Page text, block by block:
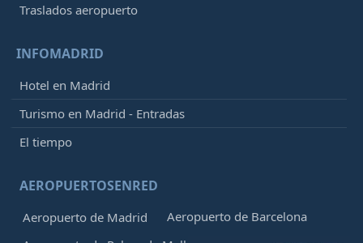
Traslados aeropuerto
INFOMADRID
Hotel en Madrid
Turismo en Madrid - Entradas
El tiempo
AEROPUERTOSENRED
Aeropuerto de Madrid
Aeropuerto de Barcelona